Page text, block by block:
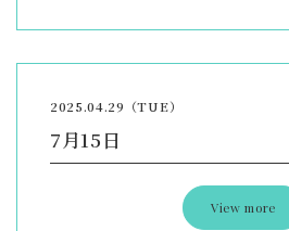
2025.04.29（TUE）
7月15日
View more